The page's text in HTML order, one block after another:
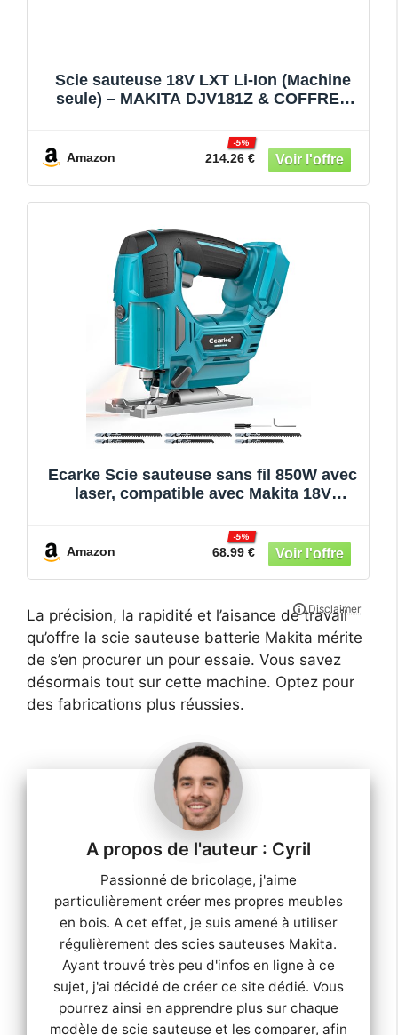
Scie sauteuse 18V LXT Li-Ion (Machine
seule) – MAKITA DJV181Z & COFFRET
395x295x157 MM (coffret nu) – 821550-0
Amazon 214.26 €
-5%
Ecarke Scie sauteuse sans fil 850W avec
laser, compatible avec Makita 18V
45°, 3 modes pendulaires, vitesse
réglable,6 lames incluses pour bois(sans
Amazon 68.99 €
-5%
La précision, la rapidité et l’aisance de travail
qu’offre la scie sauteuse batterie Makita mérite
de s’en procurer un pour essaie. Vous savez
désormais tout sur cette machine. Optez pour
des fabrications plus réussies.
Cyril
Passionné de bricolage, j'aime
particulièrement créer mes propres meubles
en bois. A cet effet, je suis amené à utiliser
régulièrement des scies sauteuses Makita.
Ayant trouvé très peu d'infos en ligne à ce
sujet, j'ai décidé de créer ce site dédié. Vous
pourrez ainsi en apprendre plus sur chaque
modèle de scie sauteuse et les comparer, afin